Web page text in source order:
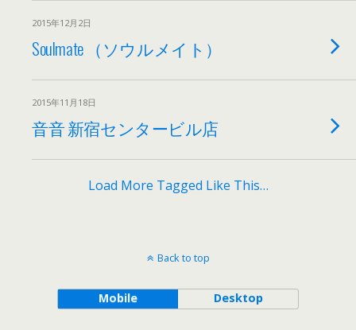
2015年12月2日
Soulmate （ソウルメイト）
2015年11月18日
音音 新宿センタービル店
Load More Tagged Like This…
Back to top
Mobile Desktop